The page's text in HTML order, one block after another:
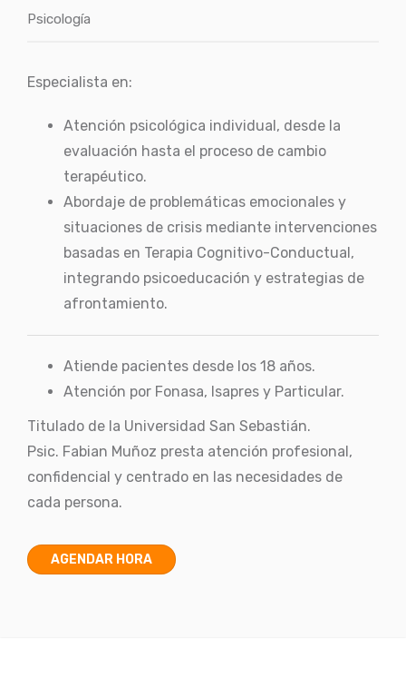
Psicología
Especialista en:
Atención psicológica individual, desde la
evaluación hasta el proceso de cambio
terapéutico.
Abordaje de problemáticas emocionales y
situaciones de crisis mediante intervenciones
basadas en Terapia Cognitivo-Conductual,
integrando psicoeducación y estrategias de
afrontamiento.
Atiende pacientes desde los 18 años.
Atención por Fonasa, Isapres y Particular.
Titulado de la Universidad San Sebastián.
Psic. Fabian Muñoz presta atención profesional,
confidencial y centrado en las necesidades de
cada persona.
AGENDAR HORA